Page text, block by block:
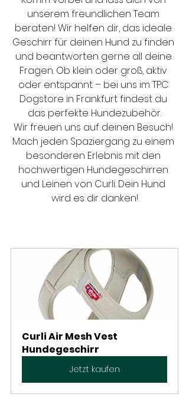
unserem freundlichen Team
beraten! Wir helfen dir, das ideale
Geschirr für deinen Hund zu finden
und beantworten gerne all deine
Fragen. Ob klein oder groß, aktiv
oder entspannt – bei uns im TPC
Dogstore in Frankfurt findest du
das perfekte Hundezubehör.
Wir freuen uns auf deinen Besuch!
Mach jeden Spaziergang zu einem
besonderen Erlebnis mit den
hochwertigen Hundegeschirren
und Leinen von Curli. Dein Hund
wird es dir danken!
Curli Air Mesh Vest
Hundegeschirr
Jetzt kaufen